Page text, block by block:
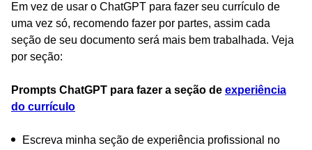
Em vez de usar o ChatGPT para fazer seu currículo de
uma vez só, recomendo fazer por partes, assim cada
seção de seu documento será mais bem trabalhada. Veja
por seção:
Prompts ChatGPT para fazer a seção de experiência
do currículo
Escreva minha seção de experiência profissional no